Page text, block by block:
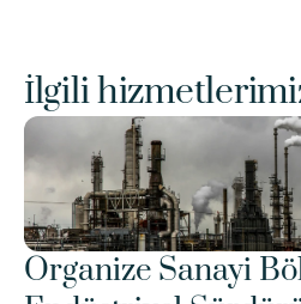
İlgili
Organize Sanayi